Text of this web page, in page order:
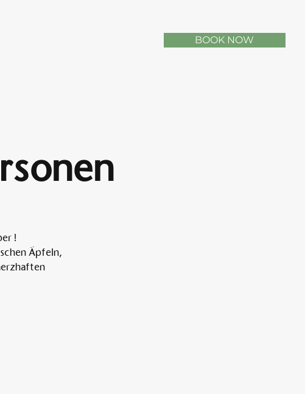
Alten
BOOK NOW
!
Äpfeln,